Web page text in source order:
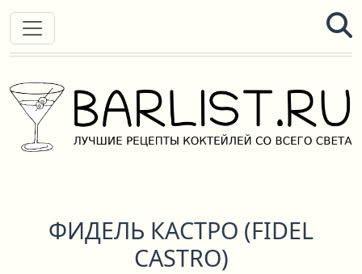
ФИДЕЛЬ КАСТРО (FIDEL
CASTRO)